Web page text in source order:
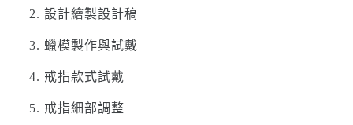
2. 設計繪製設計稿
3. 蠟模製作與試戴
4. 戒指款式試戴
5. 戒指細部調整